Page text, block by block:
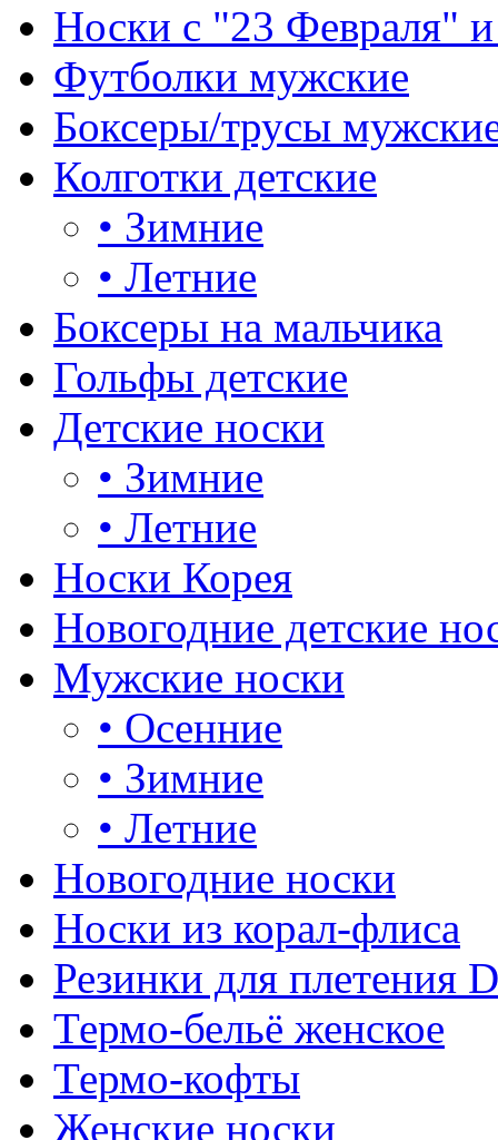
Носки с "23 Февраля"
Футболки мужские
Боксеры/трусы
Колготки детские
• Зимние
• Летние
Боксеры на мальчика
Гольфы детские
Детские носки
• Зимние
• Летние
Носки Корея
Новогодние детские
Мужские носки
• Осенние
• Зимние
• Летние
Новогодние носки
Носки из корал-флиса
Резинки для плетения
Термо-бельё женское
Термо-кофты
Женские носки